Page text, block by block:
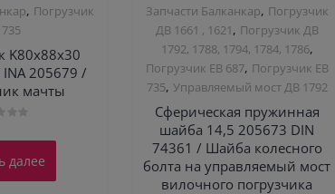
, Погрузчик
205679 /
мачты
далее
Запчасти Балканкар, Погрузчик
ДВ 1661 , 1621, Погрузчик ДВ
1792, 1788, 1794, 1784, 1786,
Погрузчик ЕВ 687, Погрузчик ЕВ
735, Управляемый мост ДВ 1792
Сферическая пружинная
шайба 14,5 205673 DIN
74361 / Шайба колесного
болта на управляемый мост
вилочного погрузчика